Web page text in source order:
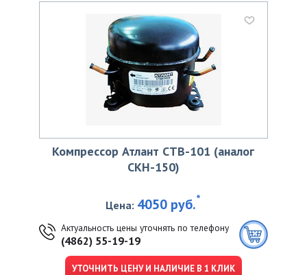
Компрессор Атлант СТВ-101 (аналог
СКН-150)
Цена: 4050 руб.*
Актуальность цены уточнять по телефону
(4862) 55-19-19
УТОЧНИТЬ ЦЕНУ И НАЛИЧИЕ В 1 КЛИК